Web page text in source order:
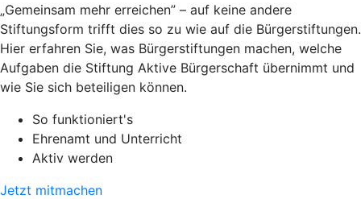
„Gemeinsam mehr erreichen” – auf keine andere
Stiftungsform trifft dies so zu wie auf die Bürgerstiftungen.
Hier erfahren Sie, was Bürgerstiftungen machen, welche
Aufgaben die Stiftung Aktive Bürgerschaft übernimmt und
wie Sie sich beteiligen können.
So funktioniert's
Ehrenamt und Unterricht
Aktiv werden
Jetzt mitmachen